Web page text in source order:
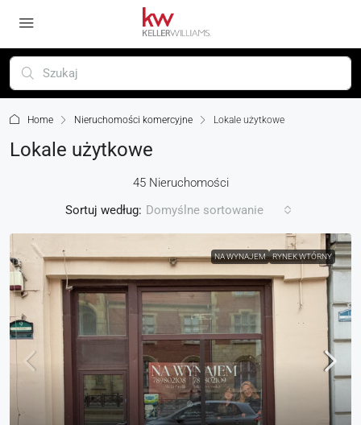
Home Nieruchomości komercyjne Lokale użytkowe
Lokale użytkowe
45 Nieruchomości
Sortuj według: Domyślne sortowanie
NA WYNAJEM RYNEK WTÓRNY